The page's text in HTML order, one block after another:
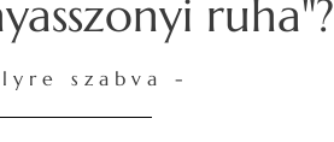
ruha"?
szabva -